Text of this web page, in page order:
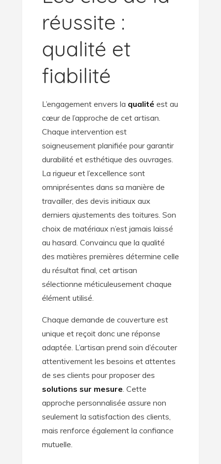
réussite :
qualité et
fiabilité
L’engagement envers la qualité est au
cœur de l’approche de cet artisan.
Chaque intervention est
soigneusement planifiée pour garantir
durabilité et esthétique des ouvrages.
La rigueur et l’excellence sont
omniprésentes dans sa manière de
travailler, des devis initiaux aux
derniers ajustements des toitures. Son
choix de matériaux n’est jamais laissé
au hasard. Convaincu que la qualité
des matières premières détermine celle
du résultat final, cet artisan
sélectionne méticuleusement chaque
élément utilisé.
Chaque demande de couverture est
unique et reçoit donc une réponse
adaptée. L’artisan prend soin d’écouter
attentivement les besoins et attentes
de ses clients pour proposer des
solutions sur mesure . Cette
approche personnalisée assure non
seulement la satisfaction des clients,
mais renforce également la confiance
mutuelle.